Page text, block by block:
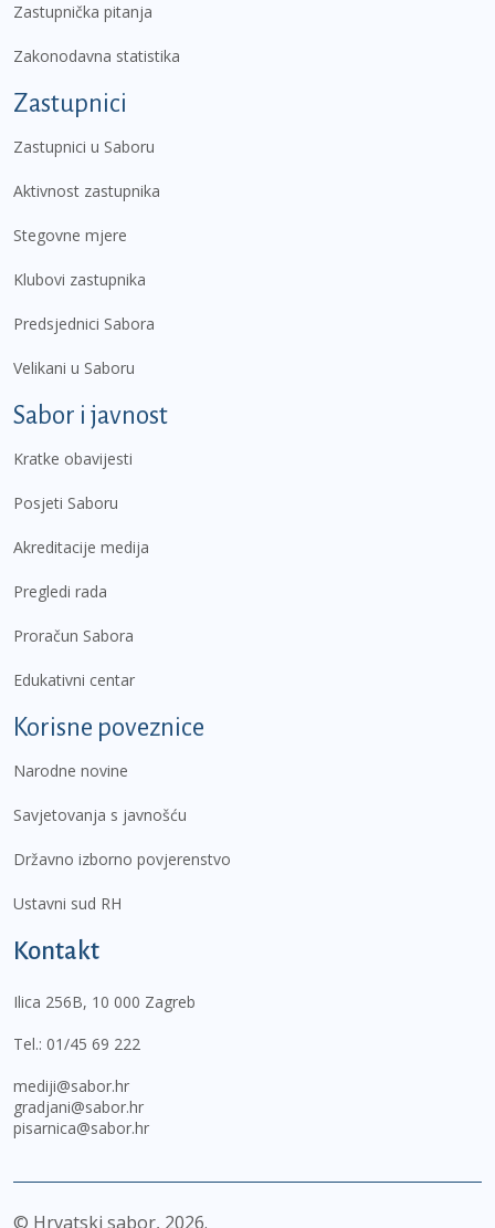
Zastupnička pitanja
Zakonodavna statistika
Zastupnici
Zastupnici u Saboru
Aktivnost zastupnika
Stegovne mjere
Klubovi zastupnika
Predsjednici Sabora
Velikani u Saboru
Sabor i javnost
Kratke obavijesti
Posjeti Saboru
Akreditacije medija
Pregledi rada
Proračun Sabora
Edukativni centar
Korisne poveznice
Narodne novine
Savjetovanja s javnošću
Državno izborno povjerenstvo
Ustavni sud RH
Kontakt
Ilica 256B, 10 000 Zagreb
Tel.: 01/45 69 222
mediji@sabor.hr
gradjani@sabor.hr
pisarnica@sabor.hr
© Hrvatski sabor, 2026